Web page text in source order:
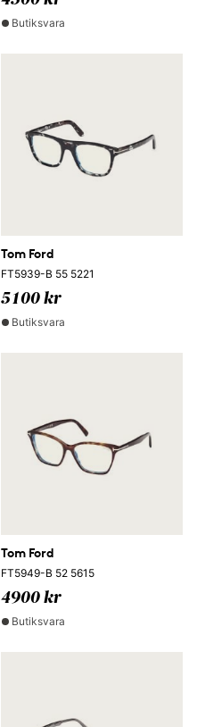
Butiksvara
Tom Ford
FT5939-B 55 5221
5100 kr
Butiksvara
Tom Ford
FT5949-B 52 5615
4900 kr
Butiksvara